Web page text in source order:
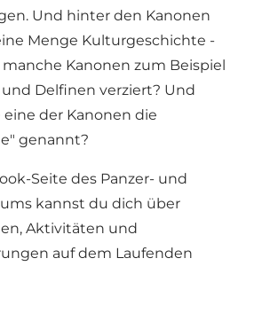
Und hinter den Kanonen
Menge Kulturgeschichte -
Kanonen zum Beispiel
Delfinen verziert? Und
der Kanonen die
genannt?
Seite des Panzer- und
kannst du dich über
Aktivitäten und
auf dem Laufenden